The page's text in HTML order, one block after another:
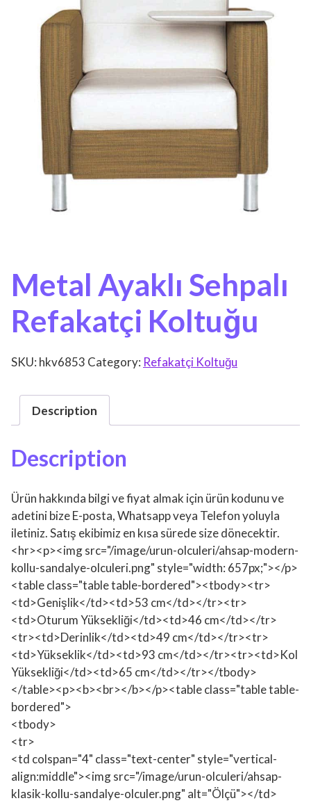
Metal Ayaklı Sehpalı
Refakatçi Koltuğu
SKU: hkv6853 Category: Refakatçi Koltuğu
Description
Description
Ürün hakkında bilgi ve fiyat almak için ürün kodunu ve
adetini bize E-posta, Whatsapp veya Telefon yoluyla
iletiniz. Satış ekibimiz en kısa sürede size dönecektir.
<hr><p><img src="/image/urun-olculeri/ahsap-modern-
kollu-sandalye-olculeri.png" style="width: 657px;"></p>
<table class="table table-bordered"><tbody><tr>
<td>Genişlik</td><td>53 cm</td></tr><tr>
<td>Oturum Yüksekliği</td><td>46 cm</td></tr>
<tr><td>Derinlik</td><td>49 cm</td></tr><tr>
<td>Yükseklik</td><td>93 cm</td></tr><tr><td>Kol
Yüksekliği</td><td>65 cm</td></tr></tbody>
</table><p><b><br></b></p><table class="table table-
bordered">
<tbody>
<tr>
<td colspan="4" class="text-center" style="vertical-
align:middle"><img src="/image/urun-olculeri/ahsap-
klasik-kollu-sandalye-olculer.png" alt="Ölçü"></td>